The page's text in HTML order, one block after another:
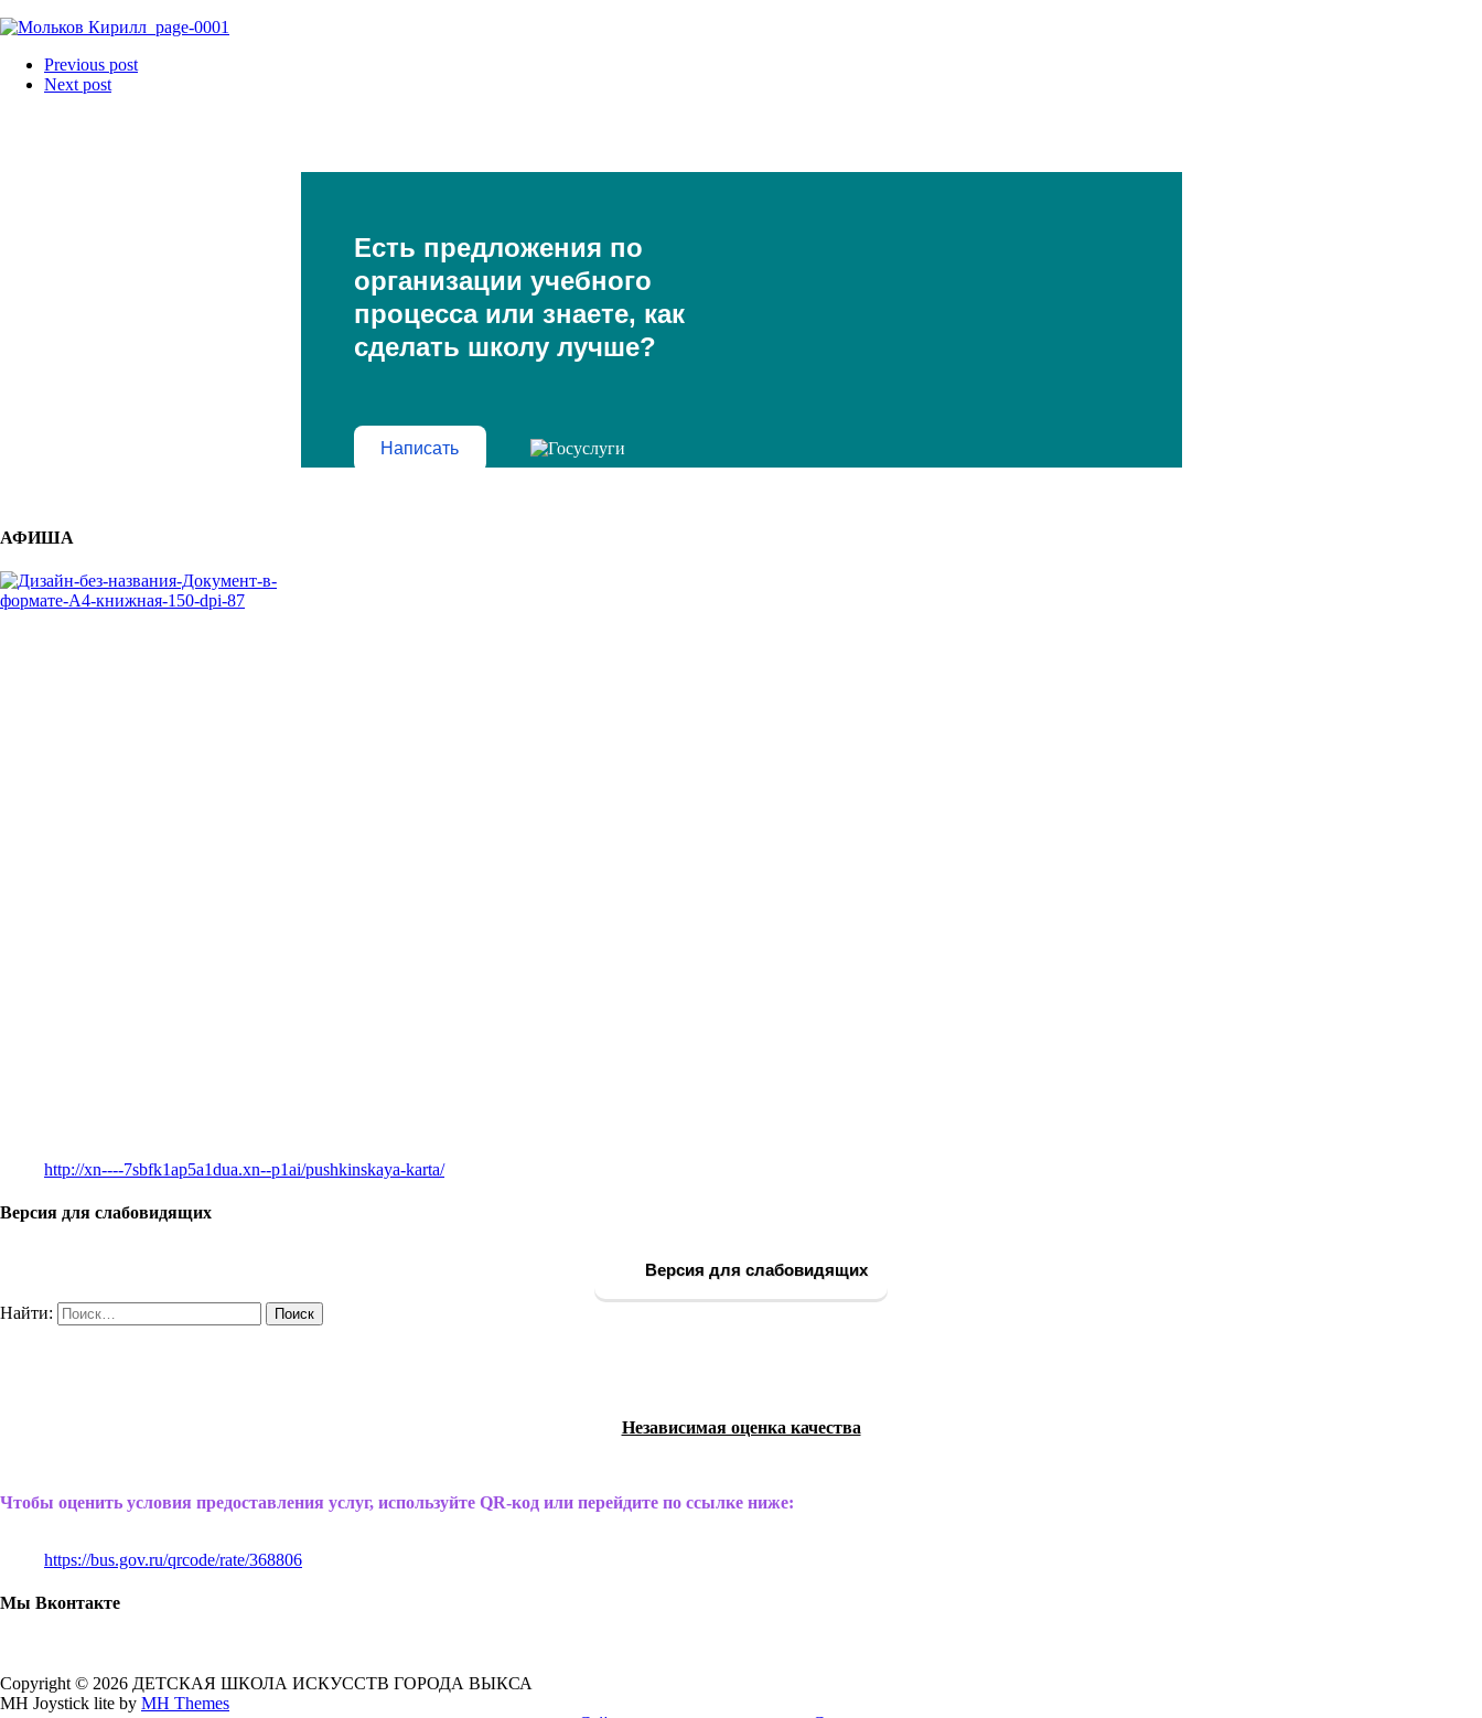
Previous post
Next post
Есть предложения по
организации учебного
процесса или знаете, как
сделать школу лучше?
Написать
АФИША
http://xn----7sbfk1ap5a1dua.xn--p1ai/pushkinskaya-karta/
Версия для слабовидящих
Версия для слабовидящих
Найти:
Независимая оценка качества
Чтобы оценить условия предоставления услуг, используйте QR-код или перейдите по ссылке ниже:
https://bus.gov.ru/qrcode/rate/368806
Мы Вконтакте
Copyright © 2026 ДЕТСКАЯ ШКОЛА ИСКУССТВ ГОРОДА ВЫКСА
MH Joystick lite by MH Themes